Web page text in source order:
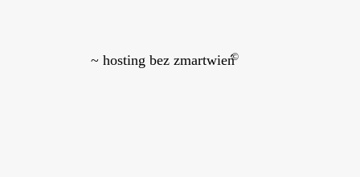
~ hosting bez zmartwień
©